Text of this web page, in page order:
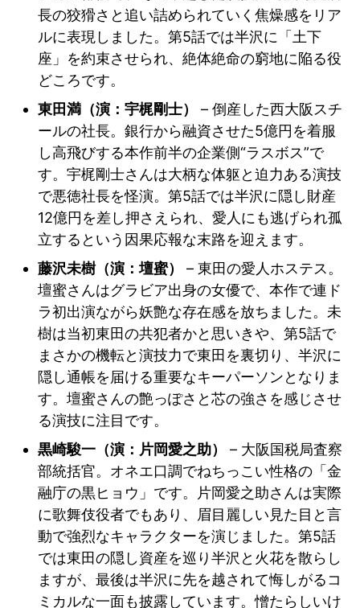
長の狡猾さと追い詰められていく焦燥感をリア
ルに表現しました。第5話では半沢に「土下
座」を約束させられ、絶体絶命の窮地に陥る役
どころです。
東田満（演：宇梶剛士）
– 倒産した西大阪スチ
ールの社長。銀行から融資させた5億円を着服
し高飛びする本作前半の企業側“ラスボス”で
す。宇梶剛士さんは大柄な体躯と迫力ある演技
で悪徳社長を怪演。第5話では半沢に隠し財産
12億円を差し押さえられ、愛人にも逃げられ孤
立するという因果応報な末路を迎えます。
藤沢未樹（演：壇蜜）
– 東田の愛人ホステス。
壇蜜さんはグラビア出身の女優で、本作で連ド
ラ初出演ながら妖艶な存在感を放ちました。未
樹は当初東田の共犯者かと思いきや、第5話で
まさかの機転と演技力で東田を裏切り、半沢に
隠し通帳を届ける重要なキーパーソンとなりま
す。壇蜜さんの艶っぽさと芯の強さを感じさせ
る演技に注目です。
黒崎駿一（演：片岡愛之助）
– 大阪国税局査察
部統括官。オネエ口調でねちっこい性格の「金
融庁の黒ヒョウ」です。片岡愛之助さんは実際
に歌舞伎役者でもあり、眉目麗しい見た目と言
動で強烈なキャラクターを演じました。第5話
では東田の隠し資産を巡り半沢と火花を散らし
ますが、最後は半沢に先を越されて悔しがるコ
ミカルな一面も披露しています。憎たらしいけ